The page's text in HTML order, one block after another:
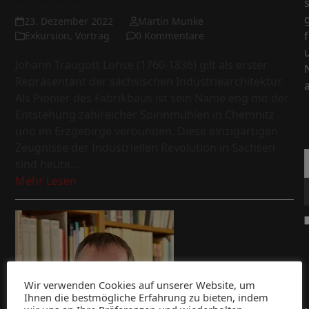
23. Dezember 2022
Martin Munke
Exkursion,Vortrag 0 Kommentare
Mehr Lesen
Wir verwenden Cookies auf unserer Website, um
Ihnen die bestmögliche Erfahrung zu bieten, indem